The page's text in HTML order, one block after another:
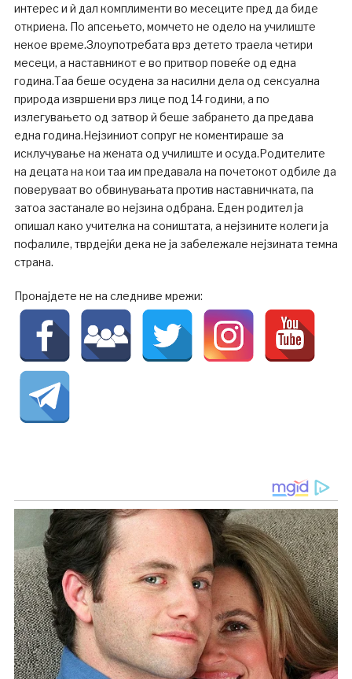
интерес и ѝ дал комплименти во месеците пред да биде
откриена. По апсењето, момчето не одело на училиште
некое време.Злоупотребата врз детето траела четири
месеци, а наставникот е во притвор повеќе од една
година.Таа беше осудена за насилни дела од сексуална
природа извршени врз лице под 14 години, а по
излегувањето од затвор ѝ беше забрането да предава
една година.Нејзиниот сопруг не коментираше за
исклучување на жената од училиште и осуда.Родителите
на децата на кои таа им предавала на почетокот одбиле да
поверуваат во обвинувањата против наставничката, па
затоа застанале во нејзина одбрана. Еден родител ја
опишал како учителка на соништата, а нејзините колеги ја
пофалиле, тврдејќи дека не ја забележале нејзината темна
страна.
Пронајдете не на следниве мрежи: